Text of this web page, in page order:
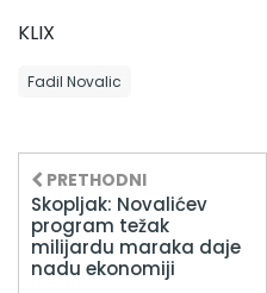
KLIX
Fadil Novalic
PRETHODNI
Skopljak: Novalićev
program težak
milijardu maraka daje
nadu ekonomiji